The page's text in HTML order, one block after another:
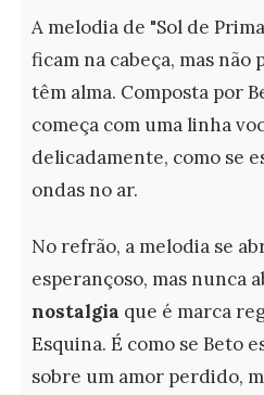
A melodia de "Sol de
ficam na cabeça, mas não
têm alma. Composta por
começa com uma linha
delicadamente, como se
ondas no ar.
No refrão, a melodia se
esperançoso, mas nunca
nostalgia que é marca
Esquina. É como se Beto
sobre um amor perdido,